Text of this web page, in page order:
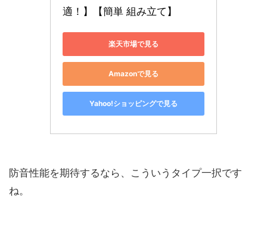
適！】【簡単 組み立て】
楽天市場で見る
Amazonで見る
Yahoo!ショッピングで見る
防音性能を期待するなら、こういうタイプ一択です
ね。